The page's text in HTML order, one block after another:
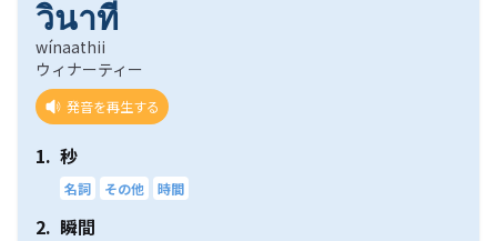
วินาที
wínaathii
ウィナーティー
発音を再生する
1. 秒
名詞 その他 時間
2. 瞬間